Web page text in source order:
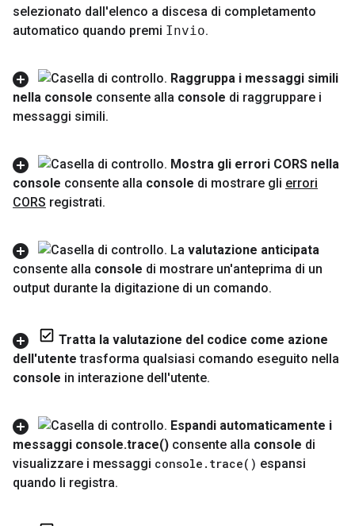
selezionato dall'elenco a discesa di completamento
automatico quando premi Invio.
Raggruppa i messaggi simili
nella console consente alla console di raggruppare i
messaggi simili.
Mostra gli errori CORS nella
console consente alla console di mostrare gli errori
CORS registrati.
La valutazione anticipata
consente alla console di mostrare un'anteprima di un
output durante la digitazione di un comando.
Tratta la valutazione del codice come azione
dell'utente trasforma qualsiasi comando eseguito nella
console in interazione dell'utente.
Espandi automaticamente i
messaggi console.trace() consente alla console di
visualizzare i messaggi console . trace( ) espansi
quando li registra.